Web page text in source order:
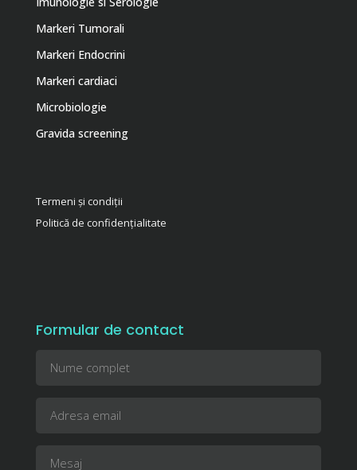
Markeri Tumorali
Markeri Endocrini
Markeri cardiaci
Microbiologie
Gravida screening
Termeni și condiții
Politică de confidențialitate
Formular de contact